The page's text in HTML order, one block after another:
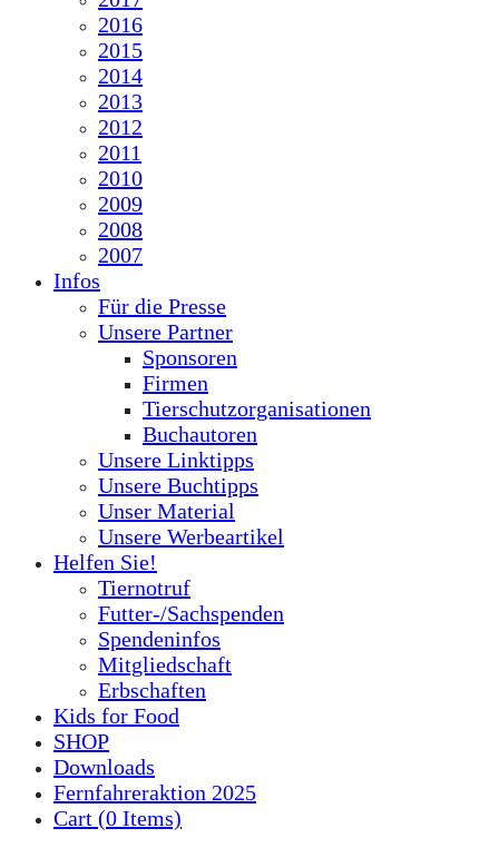
2016
2015
2014
2013
2012
2011
2010
2009
2008
2007
Infos
Für die Presse
Unsere Partner
Sponsoren
Firmen
Tierschutzorganisationen
Buchautoren
Unsere Linktipps
Unsere Buchtipps
Unser Material
Unsere Werbeartikel
Helfen Sie!
Tiernotruf
Futter-/Sachspenden
Spendeninfos
Mitgliedschaft
Erbschaften
Kids for Food
SHOP
Downloads
Fernfahreraktion 2025
Cart (0 Items)